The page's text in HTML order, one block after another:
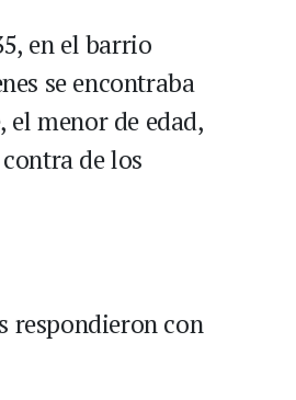
en el barrio
se encontraba
el menor de edad,
de los
respondieron con